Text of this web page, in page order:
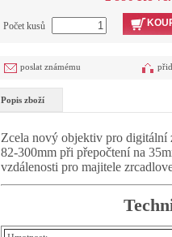
Počet kusů
poslat známému
Popis zboží
Zcela nový objektiv pro digitální
82-300mm při přepočtení na
vzdálenosti pro majitele